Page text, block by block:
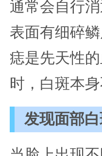
通常会自行
表面有细碎
痣是先天性
时，白斑本
发现面部